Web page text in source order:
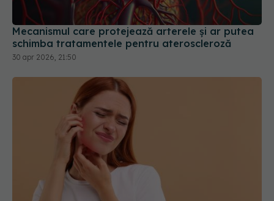
Mecanismul care protejează arterele și ar putea
schimba tratamentele pentru ateroscleroză
30 apr 2026, 21:50